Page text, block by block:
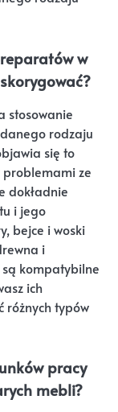
w
stosowanie
rodzaju
się to
problemami ze
dokładnie
i jego
bejce i woski
i
są kompatybilne
ich
różnych typów
pracy
mebli?